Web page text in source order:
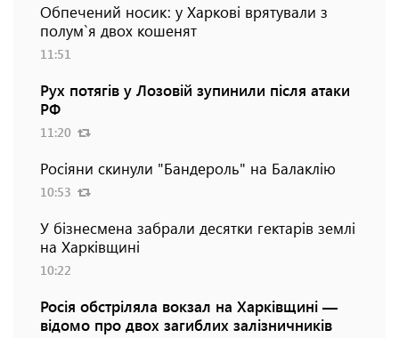
Обпечений носик: у Харкові врятували з
полум`я двох кошенят
11:51
Рух потягів у Лозовій зупинили після атаки
РФ
11:20
Росіяни скинули "Бандероль" на Балаклію
10:53
У бізнесмена забрали десятки гектарів землі
на Харківщині
10:22
Росія обстріляла вокзал на Харківщині —
відомо про двох загиблих залізничників